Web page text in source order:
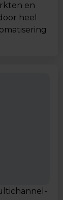
en
heel